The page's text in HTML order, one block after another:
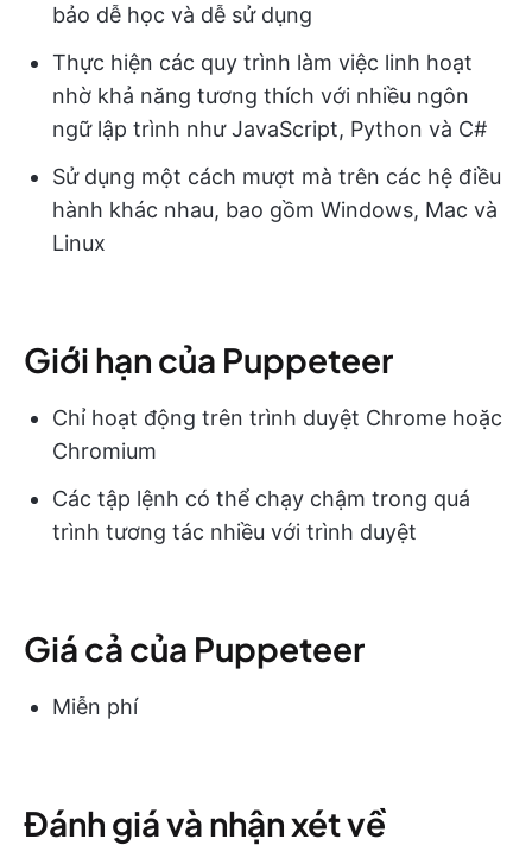
bảo dễ học và dễ sử dụng
Thực hiện các quy trình làm việc linh hoạt
nhờ khả năng tương thích với nhiều ngôn
ngữ lập trình như JavaScript, Python và C#
Sử dụng một cách mượt mà trên các hệ điều
hành khác nhau, bao gồm Windows, Mac và
Linux
Giới hạn của Puppeteer
Chỉ hoạt động trên trình duyệt Chrome hoặc
Chromium
Các tập lệnh có thể chạy chậm trong quá
trình tương tác nhiều với trình duyệt
Giá cả của Puppeteer
Miễn phí
Đánh giá và nhận xét về